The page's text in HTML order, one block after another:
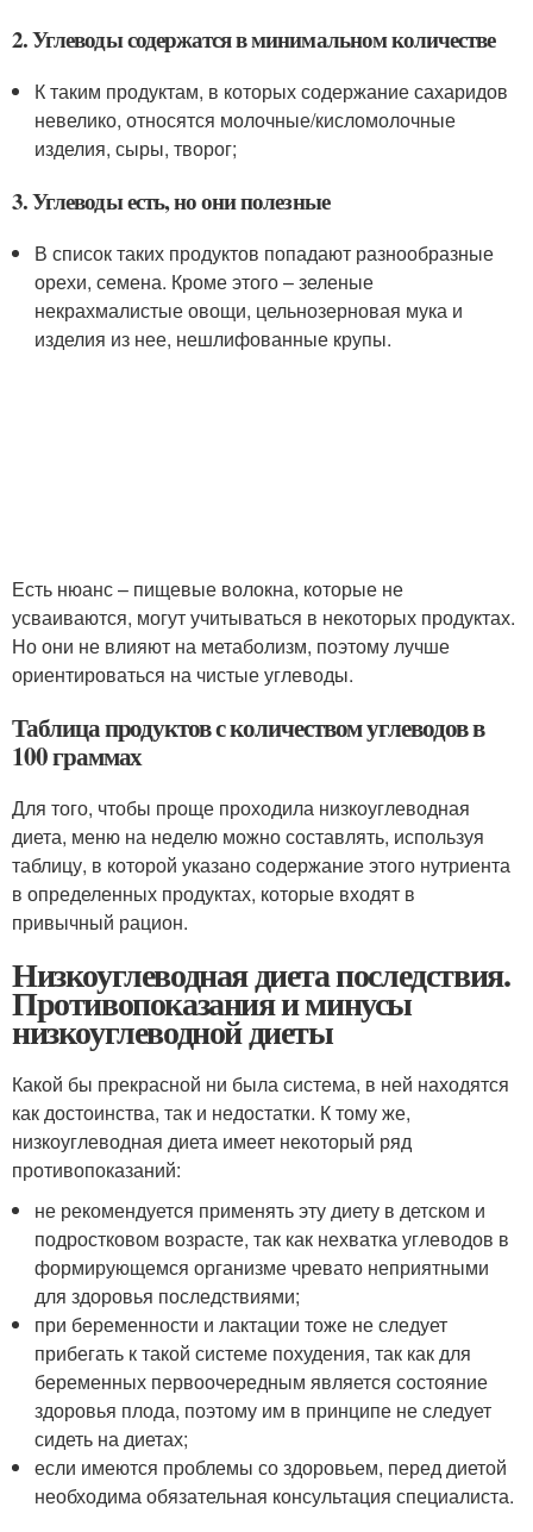
2. Углеводы содержатся в минимальном количестве
К таким продуктам, в которых содержание сахаридов
невелико, относятся молочные/кисломолочные
изделия, сыры, творог;
3. Углеводы есть, но они полезные
В список таких продуктов попадают разнообразные
орехи, семена. Кроме этого – зеленые
некрахмалистые овощи, цельнозерновая мука и
изделия из нее, нешлифованные крупы.
Есть нюанс – пищевые волокна, которые не
усваиваются, могут учитываться в некоторых продуктах.
Но они не влияют на метаболизм, поэтому лучше
ориентироваться на чистые углеводы.
Таблица продуктов с количеством углеводов в
100 граммах
Для того, чтобы проще проходила низкоуглеводная
диета, меню на неделю можно составлять, используя
таблицу, в которой указано содержание этого нутриента
в определенных продуктах, которые входят в
привычный рацион.
Низкоуглеводная диета последствия.
Противопоказания и минусы
низкоуглеводной диеты
Какой бы прекрасной ни была система, в ней находятся
как достоинства, так и недостатки. К тому же,
низкоуглеводная диета имеет некоторый ряд
противопоказаний:
не рекомендуется применять эту диету в детском и
подростковом возрасте, так как нехватка углеводов в
формирующемся организме чревато неприятными
для здоровья последствиями;
при беременности и лактации тоже не следует
прибегать к такой системе похудения, так как для
беременных первоочередным является состояние
здоровья плода, поэтому им в принципе не следует
сидеть на диетах;
если имеются проблемы со здоровьем, перед диетой
необходима обязательная консультация специалиста.